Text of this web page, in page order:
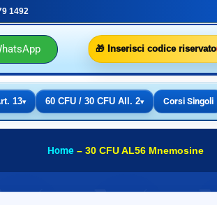
1492
🎁 Inserisci codice riservato
13▾ 60 CFU / 30 CFU All. 2▾ Corsi Singoli
Home – 30 CFU AL56 Mnemosine